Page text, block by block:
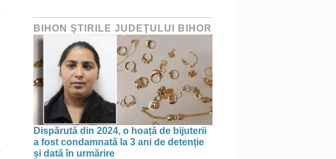
BIHON ŞTIRILE JUDEŢULUI BIHOR
Dispărută din 2024, o hoață de bijuterii
a fost condamnată la 3 ani de detenție
și dată în urmărire